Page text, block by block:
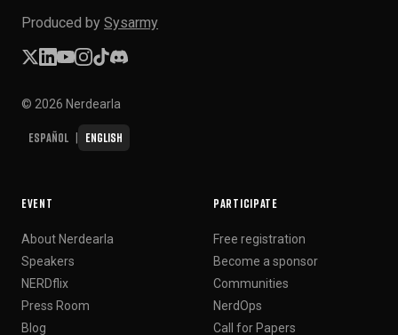
Produced by Sysarmy
© 2026 Nerdearla
Español English
EVENT
About Nerdearla
Speakers
NERDflix
Press Room
Blog
PARTICIPATE
Free registration
Become a sponsor
Communities
NerdOps
Call for Papers